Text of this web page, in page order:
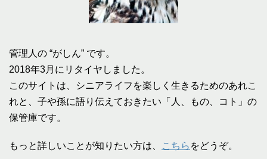
管理人の “がしん” です。
2018年3月にリタイヤしました。
このサイトは、シニアライフを楽しく生きるためのあれこ
れと、子や孫に語り伝えておきたい「人、もの、コト」の
保管庫です。
もっと詳しいことが知りたい方は、 こちら をどうぞ。